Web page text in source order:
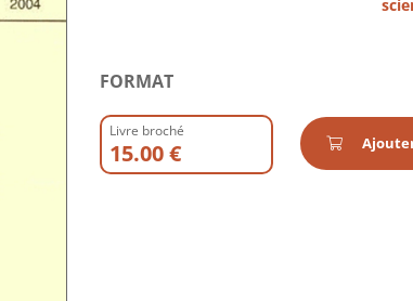
FORMAT
Livre broché
15.00 €